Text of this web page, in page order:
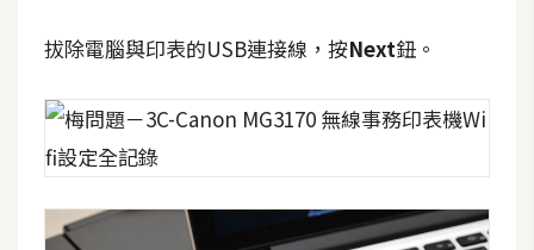
拔除電腦與印表的USB連接線，按Next鈕。